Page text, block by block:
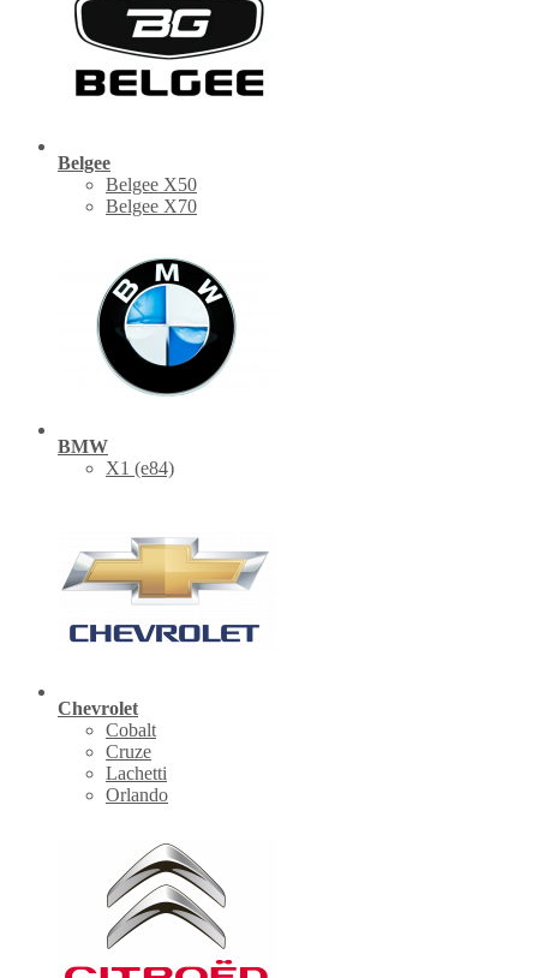
Belgee
Belgee X50
Belgee X70
BMW
X1 (е84)
Chevrolet
Cobalt
Cruze
Lachetti
Orlando